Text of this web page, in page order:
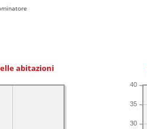
abitazioni
30
35
40